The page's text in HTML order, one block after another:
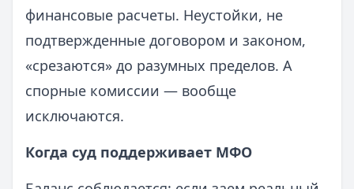
финансовые расчеты. Неустойки, не
подтвержденные договором и законом,
«срезаются» до разумных пределов. А
спорные комиссии — вообще
исключаются.
Когда суд поддерживает МФО